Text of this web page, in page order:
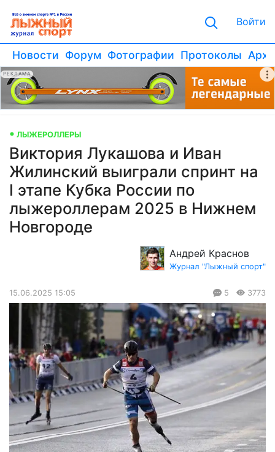
Войти
Новости Форум Фотографии Протоколы
РЕКЛАМА
ЛЫЖЕРОЛЛЕРЫ
Виктория Лукашова и Иван
Жилинский выиграли спринт на
I этапе Кубка России по
лыжероллерам 2025 в Нижнем
Новгороде
Андрей Краснов
Журнал "Лыжный спорт"
15.06.2025 15:05 5 3773